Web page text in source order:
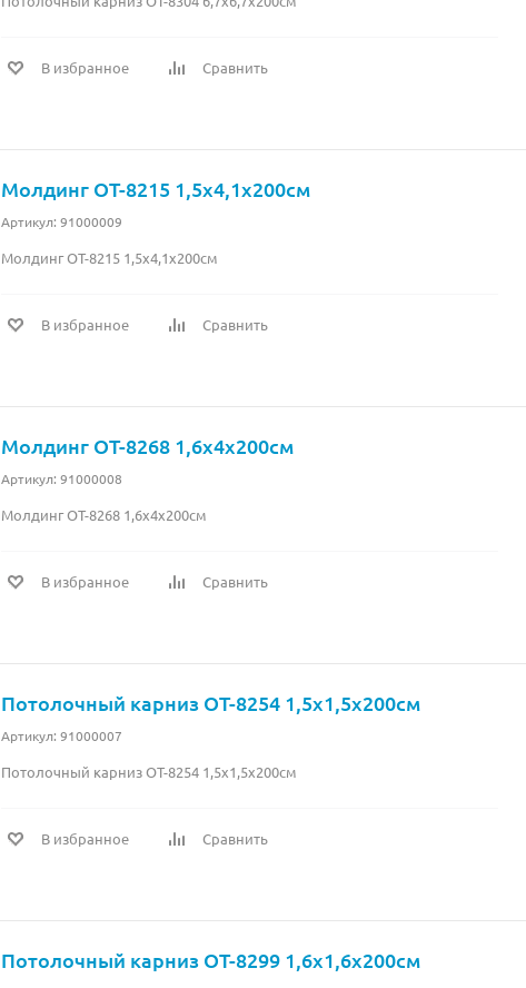
В избранное Сравнить
Молдинг OT-8215 1,5x4,1x200см
Артикул: 91000009
Молдинг OT-8215 1,5x4,1x200см
В избранное Сравнить
Молдинг OT-8268 1,6x4x200см
Артикул: 91000008
Молдинг OT-8268 1,6x4x200см
В избранное Сравнить
Потолочный карниз OT-8254 1,5x1,5x200см
Артикул: 91000007
Потолочный карниз OT-8254 1,5x1,5x200см
В избранное Сравнить
Потолочный карниз OT-8299 1,6x1,6x200см